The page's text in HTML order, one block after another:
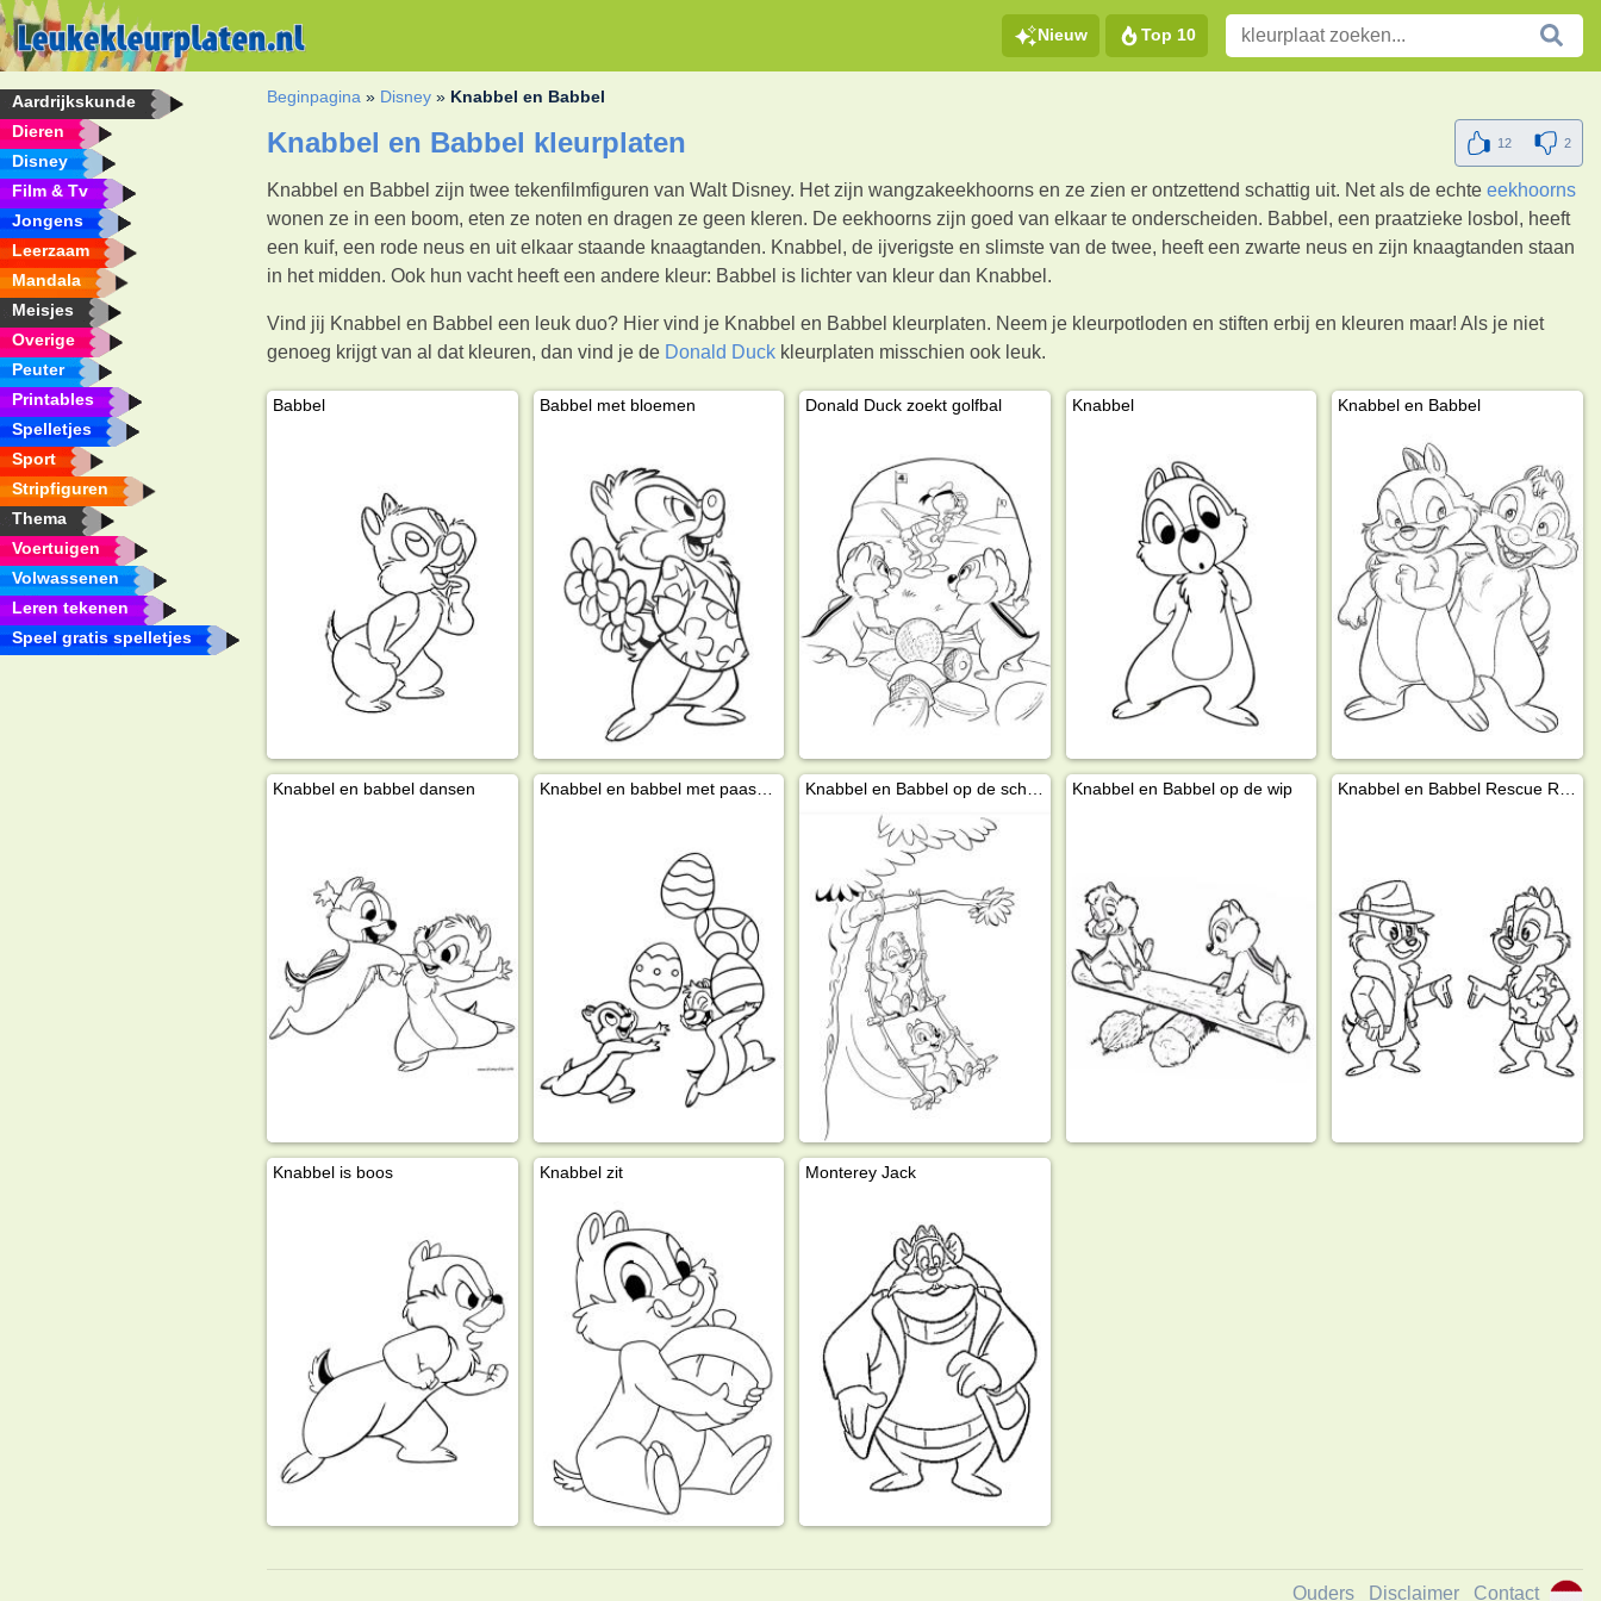
Nieuw Top 10
Aardrijkskunde
Dieren
Disney
Film & Tv
Jongens
Leerzaam
Mandala
Meisjes
Overige
Peuter
Printables
Spelletjes
Sport
Stripfiguren
Thema
Voertuigen
Volwassenen
Leren tekenen
Speel gratis spelletjes
Beginpagina » Disney » Knabbel en Babbel
Knabbel en Babbel kleurplaten 12 2
Knabbel en Babbel zijn twee tekenfilmfiguren van Walt Disney. Het zijn wangzakeekhoorns en ze zien er ontzettend schattig uit. Net als de echteeekhoorns
wonen ze in een boom, eten ze noten en dragen ze geen kleren. De eekhoorns zijn goed van elkaar te onderscheiden. Babbel, een praatzieke losbol, heeft
een kuif, een rode neus en uit elkaar staande knaagtanden. Knabbel, de ijverigste en slimste van de twee, heeft een zwarte neus en zijn knaagtanden staan
in het midden. Ook hun vacht heeft een andere kleur: Babbel is lichter van kleur dan Knabbel.
Vind jij Knabbel en Babbel een leuk duo? Hier vind je Knabbel en Babbel kleurplaten. Neem je kleurpotloden en stiften erbij en kleuren maar! Als je niet
genoeg krijgt van al dat kleuren, dan vind je de Donald Duck kleurplaten misschien ook leuk.
Babbel Babbel met bloemen Donald Duck zoekt golfbal Knabbel Knabbel en Babbel
Knabbel en babbel dansen Knabbel en babbel met paaseieren Knabbel en Babbel op de wip
Knabbel is boos Knabbel zit Monterey Jack
Ouders Disclaimer Contact